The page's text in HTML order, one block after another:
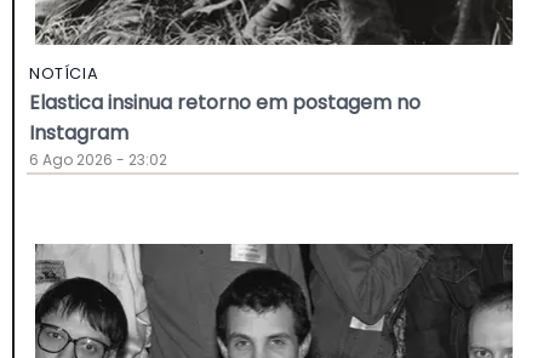
NOTÍCIA
Elastica insinua retorno em postagem no
Instagram
6 Ago 2026 - 23:02